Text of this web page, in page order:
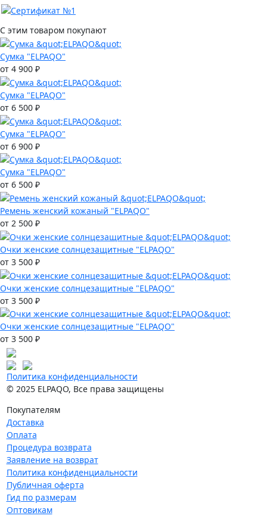
С этим товаром покупают
Сумка "ELPAQO"
от 4 900 ₽
Сумка "ELPAQO"
от 6 500 ₽
Сумка "ELPAQO"
от 6 900 ₽
Сумка "ELPAQO"
от 6 500 ₽
Ремень женский кожаный "ELPAQO"
от 2 500 ₽
Очки женские солнцезащитные "ELPAQO"
от 3 500 ₽
Очки женские солнцезащитные "ELPAQO"
от 3 500 ₽
Очки женские солнцезащитные "ELPAQO"
от 3 500 ₽
Политика конфиденциальности
© 2025 ELPAQO, Все права защищены
Покупателям
Доставка
Оплата
Процедура возврата
Заявление на возврат
Политика конфиденциальности
Публичная оферта
Гид по размерам
Оптовикам